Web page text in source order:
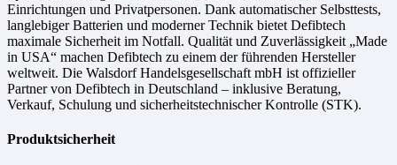
Einrichtungen und Privatpersonen. Dank automatischer Selbsttests,
langlebiger Batterien und moderner Technik bietet Defibtech
maximale Sicherheit im Notfall. Qualität und Zuverlässigkeit „Made
in USA“ machen Defibtech zu einem der führenden Hersteller
weltweit. Die Walsdorf Handelsgesellschaft mbH ist offizieller
Partner von Defibtech in Deutschland – inklusive Beratung,
Verkauf, Schulung und sicherheitstechnischer Kontrolle (STK).
Produktsicherheit